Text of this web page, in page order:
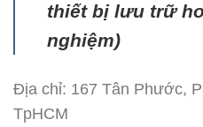
thiết bị lưu trữ
nghiệm)
Địa chỉ: 167 Tân Phước,
TpHCM